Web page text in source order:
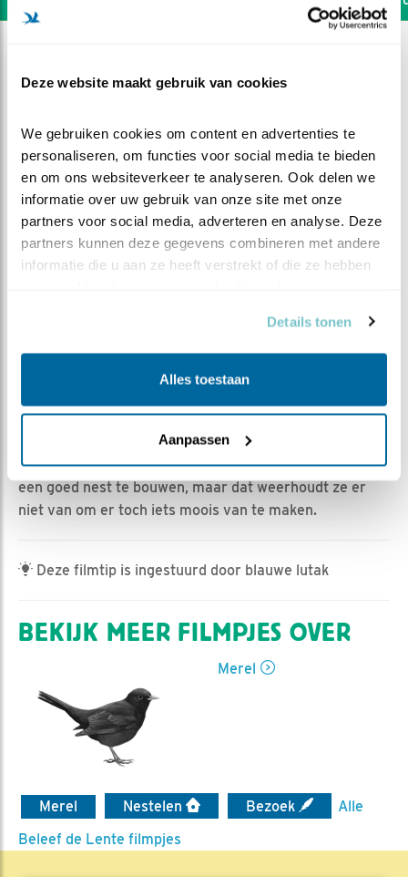
Deze website maakt gebruik van cookies
We gebruiken cookies om content en advertenties te
personaliseren, om functies voor social media te bieden
en om ons websiteverkeer te analyseren. Ook delen we
informatie over uw gebruik van onze site met onze
partners voor social media, adverteren en analyse. Deze
partners kunnen deze gegevens combineren met andere
informatie die u aan ze heeft verstrekt of die ze hebben
Details tonen
Alles toestaan
Aanpassen
Iemand zit in de weg
Joanne Bakker | Geplaatst op 11 april 2023, 21:13 |
Bewaar dit filmpje |
Het wordt ons merelkoppel niet makkelijk gemaakt om
een goed nest te bouwen, maar dat weerhoudt ze er
niet van om er toch iets moois van te maken.
Deze filmtip is ingestuurd door blauwe lutak
BEKIJK MEER FILMPJES OVER
Merel
Merel Nestelen Bezoek
Alle
Beleef de Lente filmpjes